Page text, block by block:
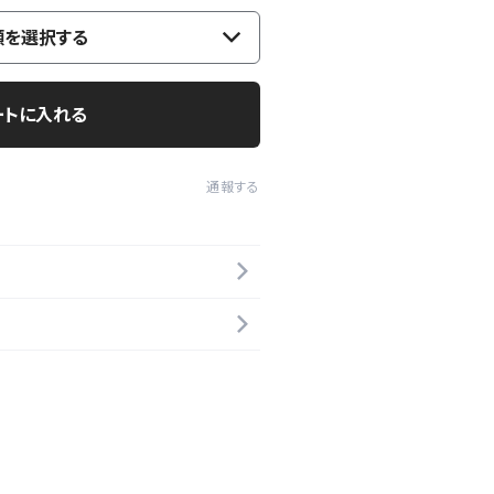
選択する
に入れる
通報する